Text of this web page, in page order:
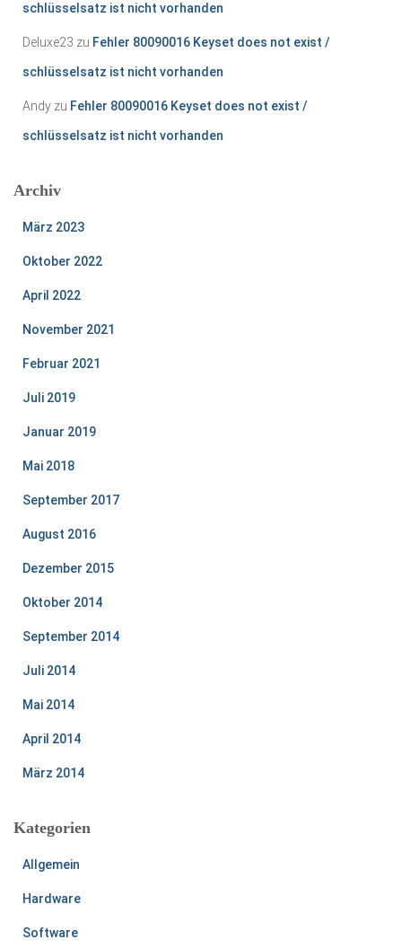
schlüsselsatz ist nicht vorhanden
Deluxe23 zu Fehler 80090016 Keyset does not exist /
schlüsselsatz ist nicht vorhanden
Andy zu Fehler 80090016 Keyset does not exist /
schlüsselsatz ist nicht vorhanden
Archiv
März 2023
Oktober 2022
April 2022
November 2021
Februar 2021
Juli 2019
Januar 2019
Mai 2018
September 2017
August 2016
Dezember 2015
Oktober 2014
September 2014
Juli 2014
Mai 2014
April 2014
März 2014
Kategorien
Allgemein
Hardware
Software